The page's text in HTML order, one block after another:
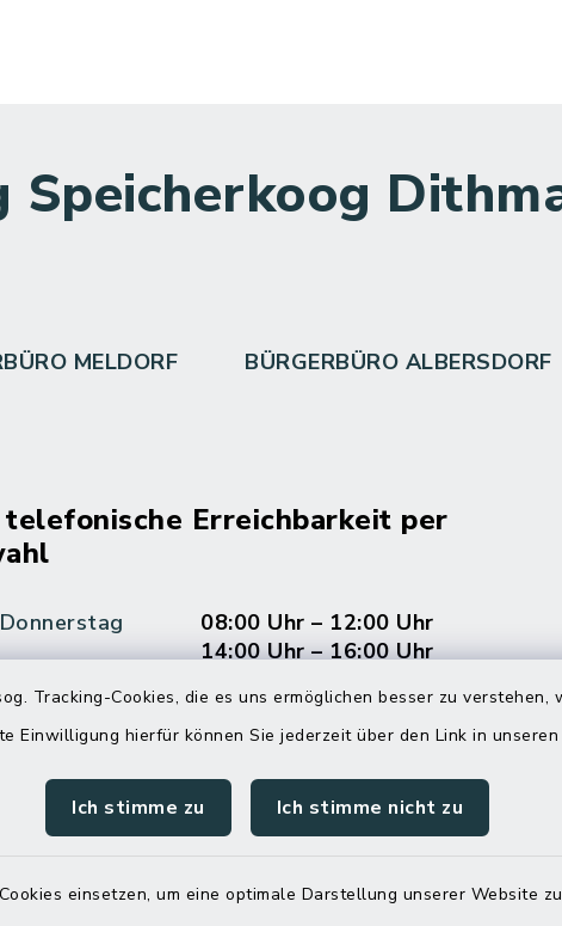
Tracking-Cookies, die es uns ermöglichen besser zu
Einwilligung hierfür können Sie jederzeit über den Link in unseren
Ich stimme zu Ich stimme nicht zu
einsetzen, um eine optimale Darstellung unserer Website
MELDORF BÜRGERBÜRO ALBERSDORF
Erreichbarkeit per
08:00 Uhr – 12:00 Uhr
14:00 Uhr – 16:00 Uhr
08:00 Uhr – 12:00 Uhr
ein dringendes Anliegen, finden aber online